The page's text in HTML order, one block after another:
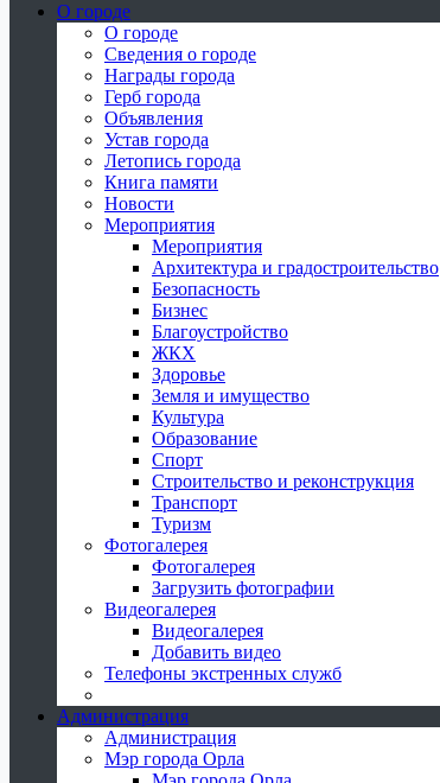
О городе
О городе
Сведения о городе
Награды города
Герб города
Объявления
Устав города
Летопись города
Книга памяти
Новости
Мероприятия
Мероприятия
Архитектура и градостроительство
Безопасность
Бизнес
Благоустройство
ЖКХ
Здоровье
Земля и имущество
Культура
Образование
Спорт
Строительство и реконструкция
Транспорт
Туризм
Фотогалерея
Фотогалерея
Загрузить фотографии
Видеогалерея
Видеогалерея
Добавить видео
Телефоны экстренных служб
Администрация
Администрация
Мэр города Орла